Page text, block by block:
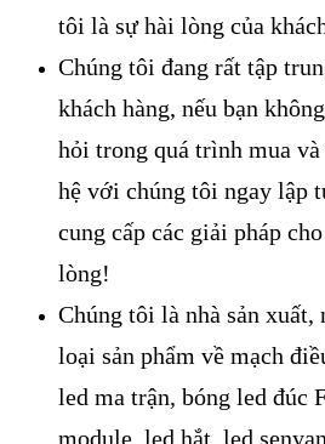
tôi là sự hài lòng của
Chúng tôi đang rất tập
khách hàng, nếu bạn
hỏi trong quá trình mua
hệ với chúng tôi ngay lập
cung cấp các giải pháp
lòng!
Chúng tôi là nhà sản xuất,
loại sản phẩm về mạch
led ma trận, bóng led đúc
module, led hắt, led